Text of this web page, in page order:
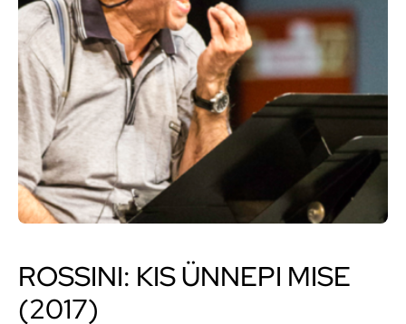
ROSSINI: KIS ÜNNEPI MISE
(2017)